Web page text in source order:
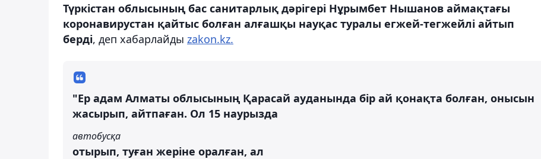
Түркістан облысының бас санитарлық дәрігері Нұрымбет Нышанов аймақтағы
коронавирустан қайтыс болған алғашқы науқас туралы егжей-тегжейлі айтып
берді, деп хабарлайды zakon.kz.
"Ер адам Алматы облысының Қарасай ауданында бір ай қонақта болған, онысын
жасырып, айтпаған. Ол 15 наурызда
автобусқа
отырып, туған жеріне оралған, ал